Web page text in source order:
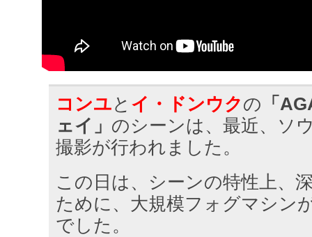
コンユと イ・ドンウクの 「
ェイ」 のシーンは、最近、ソ
撮影が行われました。
この日は、シーンの特性上、
ために、大規模フォグマシン
でした。